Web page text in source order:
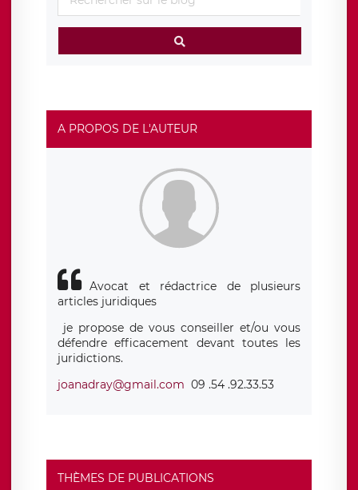
A PROPOS DE L'AUTEUR
Avocat et rédactrice de plusieurs
articles juridiques
je propose de vous conseiller et/ou vous
défendre efficacement devant toutes les
juridictions.
joanadray@gmail.com 09 .54 .92.33.53
THÈMES DE PUBLICATIONS